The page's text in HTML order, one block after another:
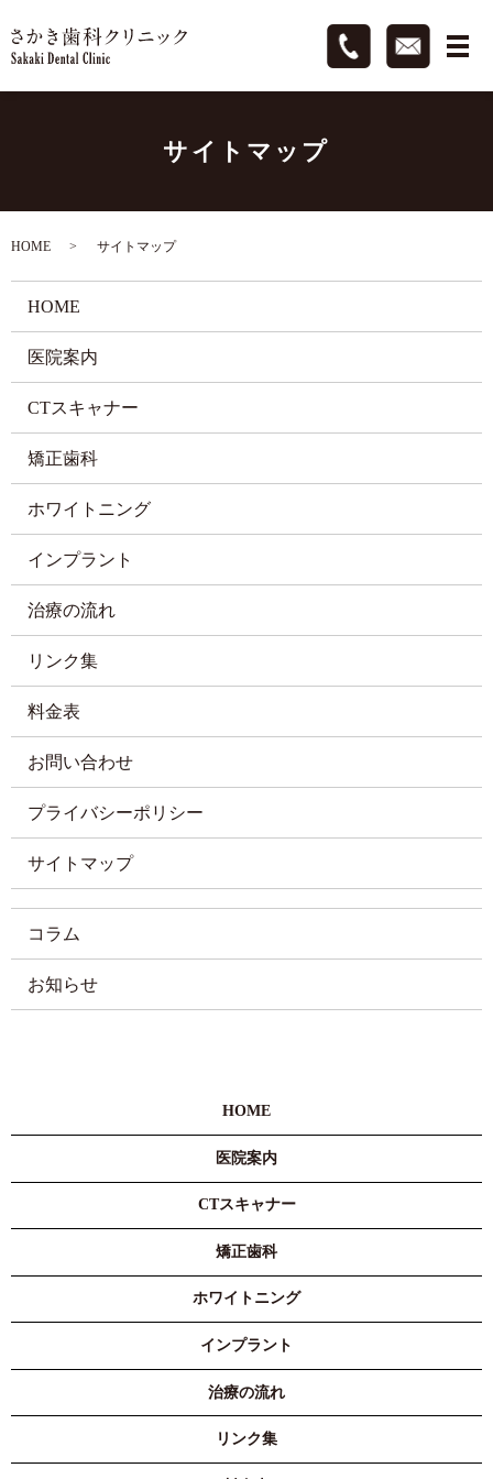
サイトマップ
HOME サイトマップ
HOME
医院案内
CTスキャナー
矯正歯科
ホワイトニング
インプラント
治療の流れ
リンク集
料金表
お問い合わせ
プライバシーポリシー
サイトマップ
コラム
お知らせ
HOME
医院案内
CTスキャナー
矯正歯科
ホワイトニング
インプラント
治療の流れ
リンク集